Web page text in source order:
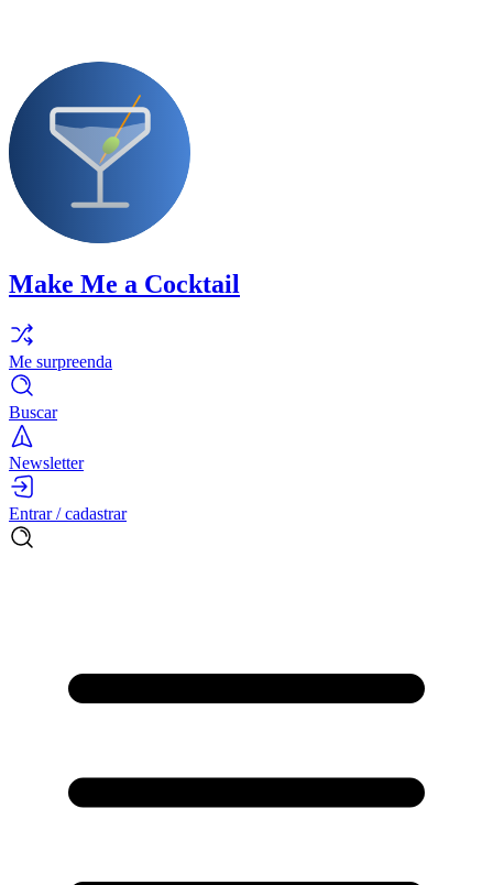
Make Me a Cocktail
Me surpreenda
Buscar
Newsletter
Entrar / cadastrar